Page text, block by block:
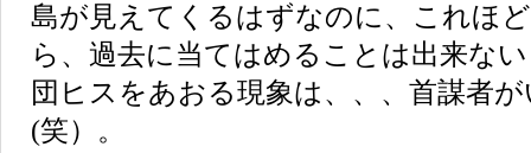
島が見えてくるはずなのに、これほ
ら、過去に当てはめることは出来な
団ヒスをあおる現象は、、、首謀者
(笑）。